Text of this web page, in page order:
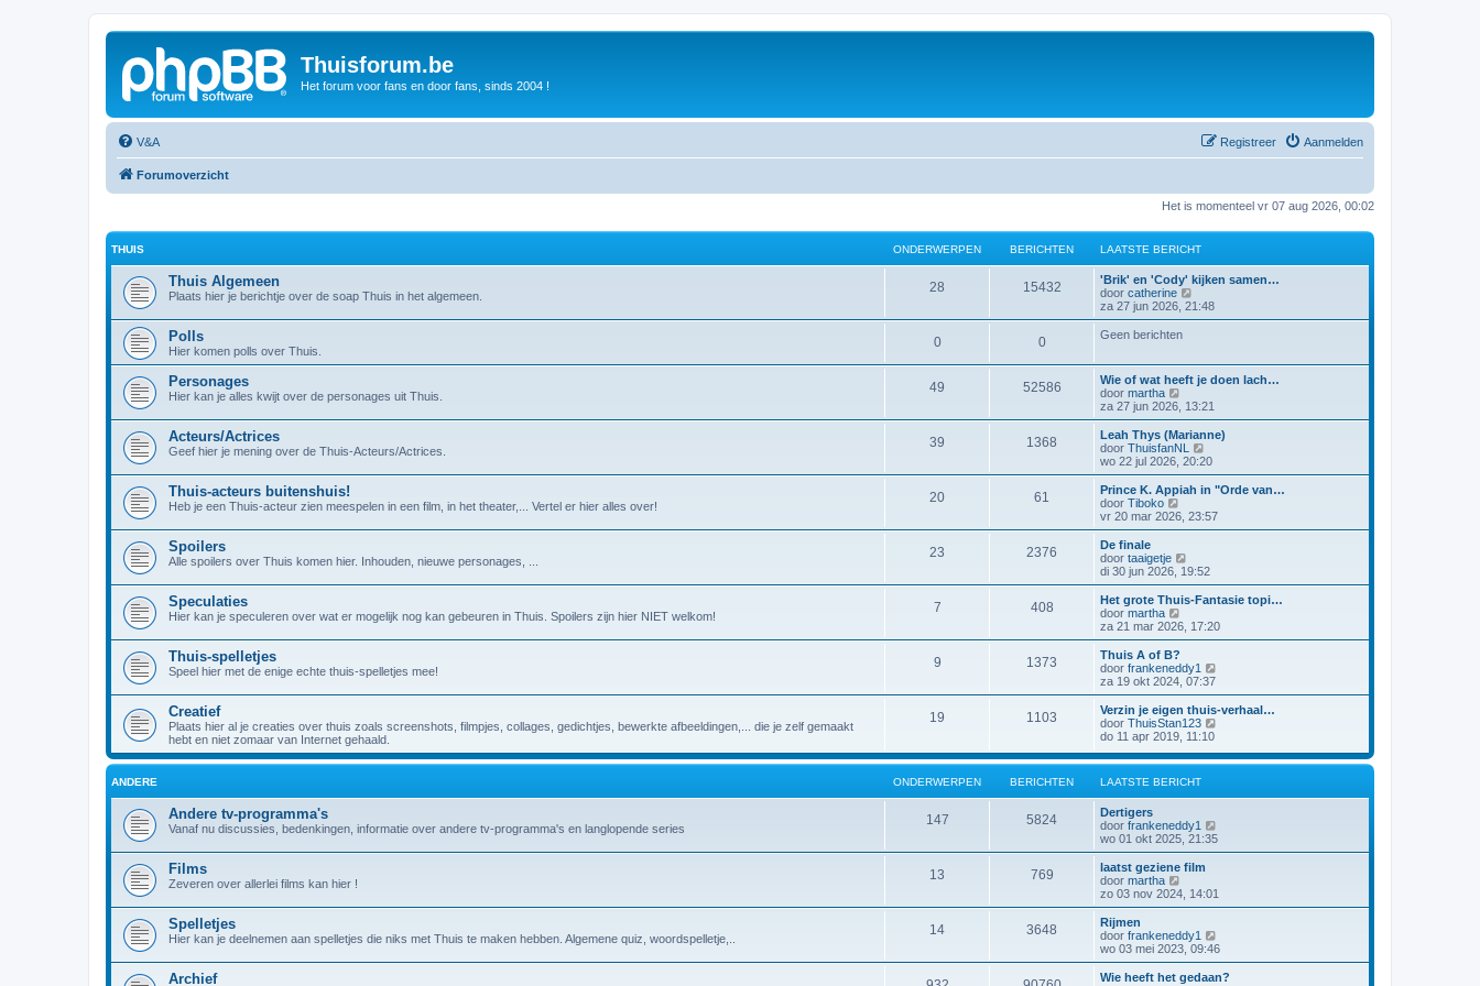
Thuisforum.be
Het forum voor fans en door fans, sinds 2004 !
V&A Aanmelden
Registreer
Forumoverzicht
Het is momenteel vr 07 aug 2026, 00:02
THUIS ONDERWERPEN BERICHTEN LAATSTE BERICHT
Thuis Algemeen
Plaats hier je berichtje over de soap Thuis in het algemeen.
28 15432
'Brik' en 'Cody' kijken samen…
door catherine
e
k
l
a
t
s
t
e
b
e
r
c
h
za 27 jun 2026, 21:48
Polls
Hier komen polls over Thuis.
0 0 Geen berichten
Personages
Hier kan je alles kwijt over de personages uit Thuis.
49 52586
Wie of wat heeft je doen lach…
door martha
e
k
i
j
k
a
a
t
s
b
e
r
i
h
t
za 27 jun 2026, 13:21
Acteurs/Actrices
Geef hier je mening over de Thuis-Acteurs/Actrices.
39 1368
Leah Thys (Marianne)
door ThuisfanNL
e
k
i
k
t
s
e
e
r
c
h
t
wo 22 jul 2026, 20:20
Thuis-acteurs buitenshuis!
Heb je een Thuis-acteur zien meespelen in een film, in het theater,... Vertel er hier alles over!
20 61
Prince K. Appiah in "Orde van…
door Tiboko
e
k
j
k
a
a
t
s
b
e
r
i
c
h
t
vr 20 mar 2026, 23:57
Spoilers
Alle spoilers over Thuis komen hier. Inhouden, nieuwe personages, ...
23 2376
De finale
door taaigetje
e
k
i
k
a
t
s
e
b
e
r
i
c
di 30 jun 2026, 19:52
Speculaties
Hier kan je speculeren over wat er mogelijk nog kan gebeuren in Thuis. Spoilers zijn hier NIET welkom!
7 408
Het grote Thuis-Fantasie topi…
door martha
e
k
j
k
l
a
t
s
t
e
b
e
i
c
h
t
za 21 mar 2026, 17:20
Thuis-spelletjes
Speel hier met de enige echte thuis-spelletjes mee!
9 1373
Thuis A of B?
door frankeneddy1
k
a
s
b
e
h
za 19 okt 2024, 07:37
Creatief
Plaats hier al je creaties over thuis zoals screenshots, filmpjes, collages, gedichtjes, bewerkte afbeeldingen,... die je zelf gemaakt
hebt en niet zomaar van Internet gehaald.
19 1103
Verzin je eigen thuis-verhaal…
door ThuisStan123
i
l
t
s
e
c
h
t
do 11 apr 2019, 11:10
ANDERE ONDERWERPEN BERICHTEN LAATSTE BERICHT
Andere tv-programma's
Vanaf nu discussies, bedenkingen, informatie over andere tv-programma's en langlopende series
147 5824
Dertigers
door frankeneddy1
e
k
t
s
e
wo 01 okt 2025, 21:35
Films
Zeveren over allerlei films kan hier !
13 769
laatst geziene film
door martha
e
k
j
k
zo 03 nov 2024, 14:01
Spelletjes
Hier kan je deelnemen aan spelletjes die niks met Thuis te maken hebben. Algemene quiz, woordspelletje,..
14 3648
Rijmen
door frankeneddy1
e
k
i
wo 03 mei 2023, 09:46
Archief
Wie heeft het gedaan?